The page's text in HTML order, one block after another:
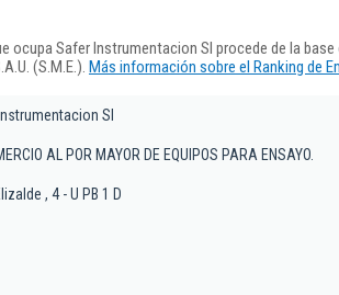
ocupa Safer Instrumentacion Sl procede de la
(S.M.E.). Más información sobre el Ranking de
Sl
AL POR MAYOR DE EQUIPOS PARA ENSAYO.
, 4 - U PB 1 D